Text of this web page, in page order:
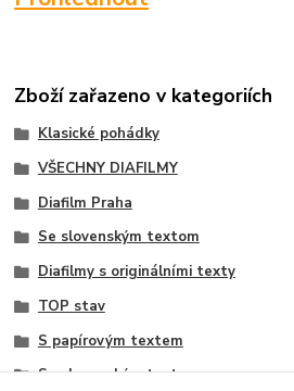
Zboží zařazeno v kategoriích
Klasické pohádky
VŠECHNY DIAFILMY
Diafilm Praha
Se slovenským textom
Diafilmy s originálními texty
TOP stav
S papírovým textem
Se slovenským textom